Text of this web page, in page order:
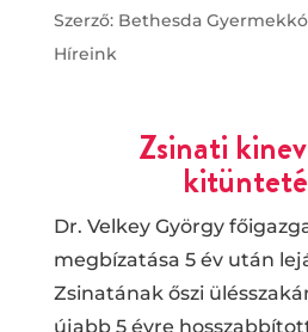
Szerző: Bethesda
Híreink
Zsinati
Dr. Velkey György
megbízatása 5 év után
Zsinatának őszi
újabb 5 évre